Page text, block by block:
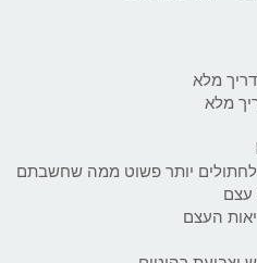
מלא
מלא
לחתולים יותר פשוט ממה שחשבתם
עצם
העצם